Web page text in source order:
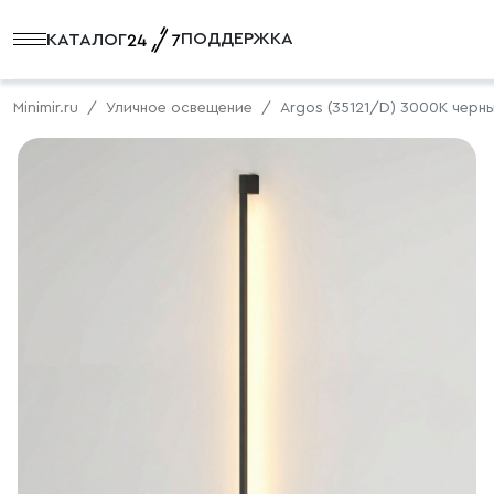
КАТАЛОГ ПОДДЕРЖКА
Minimir.ru Уличное освещение Argos (35121/D) 3000K